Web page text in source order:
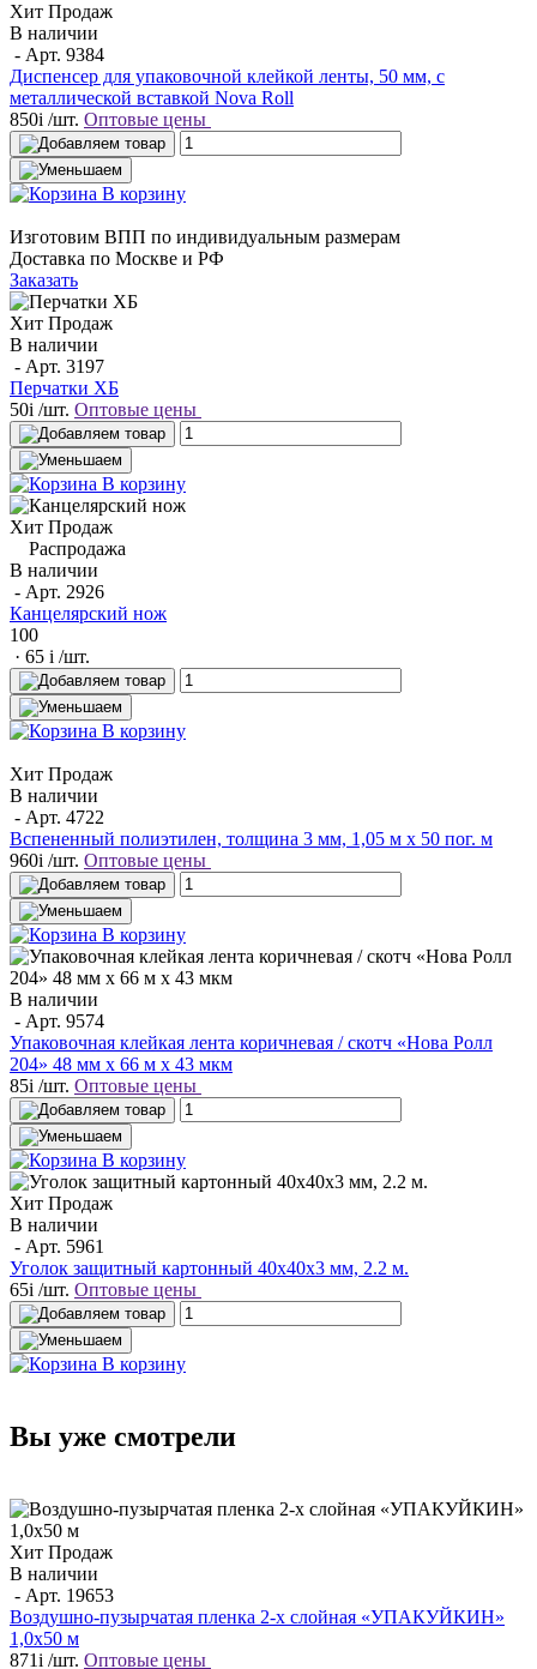
Хит Продаж
В наличии
- Арт. 9384
Диспенсер для упаковочной клейкой ленты, 50 мм, с
металлической вставкой Nova Roll
850i /шт. Оптовые цены
В корзину
Изготовим ВПП по индивидуальным размерам
Доставка по Москве и РФ
Заказать
Хит Продаж
В наличии
- Арт. 3197
Перчатки ХБ
50i /шт. Оптовые цены
В корзину
Хит Продаж
Распродажа
В наличии
- Арт. 2926
Канцелярский нож
100
· 65 i /шт.
В корзину
Хит Продаж
В наличии
- Арт. 4722
Вспененный полиэтилен, толщина 3 мм, 1,05 м х 50 пог. м
960i /шт. Оптовые цены
В корзину
В наличии
- Арт. 9574
Упаковочная клейкая лента коричневая / скотч «Нова Ролл
204» 48 мм x 66 м х 43 мкм
85i /шт. Оптовые цены
В корзину
Хит Продаж
В наличии
- Арт. 5961
Уголок защитный картонный 40х40х3 мм, 2.2 м.
65i /шт. Оптовые цены
В корзину
Вы уже смотрели
Хит Продаж
В наличии
- Арт. 19653
Воздушно-пузырчатая пленка 2-х слойная «УПАКУЙКИН»
1,0х50 м
871i /шт. Оптовые цены